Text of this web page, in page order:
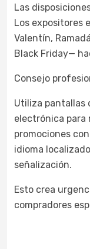
Las
Los expositores
Valentín,
Black Friday—
Consejo
Utiliza pantallas
electrónica para
promociones
idioma
señalización.
Esto crea
compradores